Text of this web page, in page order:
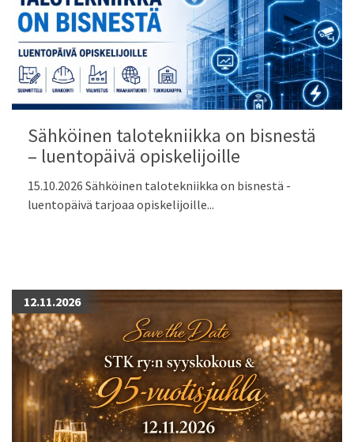
Sähköinen talotekniikka on bisnestä
– luentopäivä opiskelijoille
15.10.2026 Sähköinen talotekniikka on bisnestä -
luentopäivä tarjoaa opiskelijoille...
12.11.2026